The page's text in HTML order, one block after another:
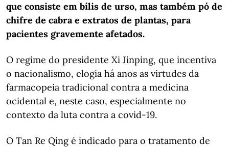
que consiste em bílis de urso, mas também pó de
chifre de cabra e extratos de plantas, para
pacientes gravemente afetados.
O regime do presidente Xi Jinping, que incentiva
o nacionalismo, elogia há anos as virtudes da
farmacopeia tradicional contra a medicina
ocidental e, neste caso, especialmente no
contexto da luta contra a covid-19.
O Tan Re Qing é indicado para o tratamento de